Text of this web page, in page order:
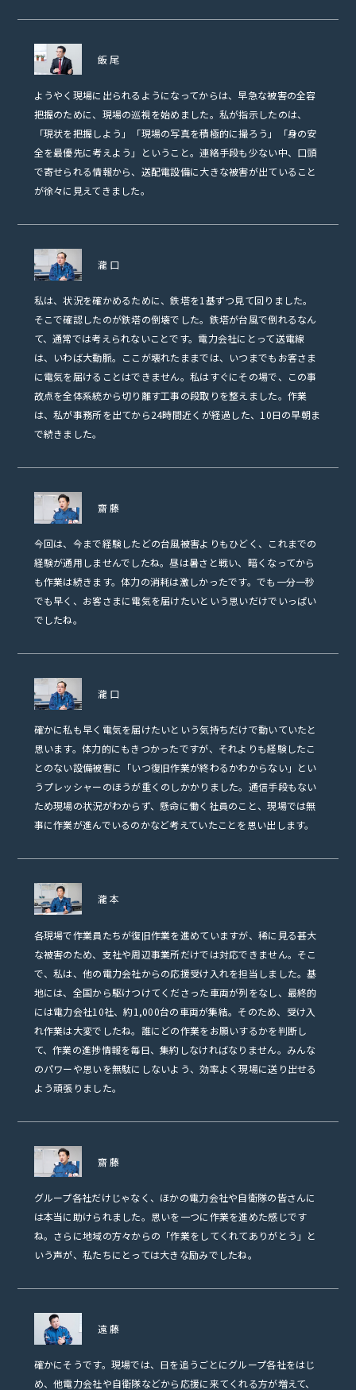
飯尾
ようやく現場に出られるようになってからは、早急な被害の全容
把握のために、現場の巡視を始めました。私が指示したのは、
「現状を把握しよう」「現場の写真を積極的に撮ろう」「身の安
全を最優先に考えよう」ということ。連絡手段も少ない中、口頭
で寄せられる情報から、送配電設備に大きな被害が出ていること
が徐々に見えてきました。
瀧口
私は、状況を確かめるために、鉄塔を1基ずつ見て回りました。
そこで確認したのが鉄塔の倒壊でした。鉄塔が台風で倒れるなん
て、通常では考えられないことです。電力会社にとって送電線
は、いわば大動脈。ここが壊れたままでは、いつまでもお客さま
に電気を届けることはできません。私はすぐにその場で、この事
故点を全体系統から切り離す工事の段取りを整えました。作業
は、私が事務所を出てから24時間近くが経過した、10日の早朝ま
で続きました。
齋藤
今回は、今まで経験したどの台風被害よりもひどく、これまでの
経験が通用しませんでしたね。昼は暑さと戦い、暗くなってから
も作業は続きます。体力の消耗は激しかったです。でも一分一秒
でも早く、お客さまに電気を届けたいという思いだけでいっぱい
でしたね。
瀧口
確かに私も早く電気を届けたいという気持ちだけで動いていたと
思います。体力的にもきつかったですが、それよりも経験したこ
とのない設備被害に「いつ復旧作業が終わるかわからない」とい
うプレッシャーのほうが重くのしかかりました。通信手段もない
ため現場の状況がわからず、懸命に働く社員のこと、現場では無
事に作業が進んでいるのかなど考えていたことを思い出します。
瀧本
各現場で作業員たちが復旧作業を進めていますが、稀に見る甚大
な被害のため、支社や周辺事業所だけでは対応できません。そこ
で、私は、他の電力会社からの応援受け入れを担当しました。基
地には、全国から駆けつけてくださった車両が列をなし、最終的
には電力会社10社、約1,000台の車両が集結。そのため、受け入
れ作業は大変でしたね。誰にどの作業をお願いするかを判断し
て、作業の進捗情報を毎日、集約しなければなりません。みんな
のパワーや思いを無駄にしないよう、効率よく現場に送り出せる
よう頑張りました。
齋藤
グループ各社だけじゃなく、ほかの電力会社や自衛隊の皆さんに
は本当に助けられました。思いを一つに作業を進めた感じです
ね。さらに地域の方々からの「作業をしてくれてありがとう」と
いう声が、私たちにとっては大きな励みでしたね。
遠藤
確かにそうです。現場では、日を追うごとにグループ各社をはじ
め、他電力会社や自衛隊などから応援に来てくれる方が増えて、